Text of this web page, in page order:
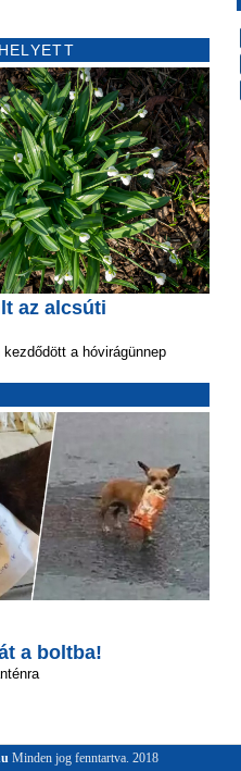
az alcsúti
kezdődött a hóvirágünnep
a boltba!
Minden jog fenntartva. 2018